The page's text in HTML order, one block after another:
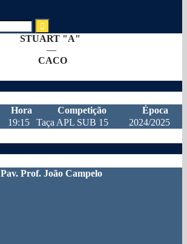
STUART "A"
—
CACO
Hora Competição
Época
19:15 Taça APL SUB 15 2024/2025
Pav. Prof. João Campelo